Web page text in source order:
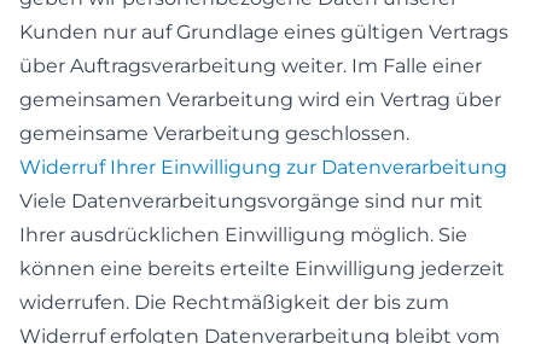
Kunden nur auf Grundlage eines gültigen Vertrags
über Auftragsverarbeitung weiter. Im Falle einer
gemeinsamen Verarbeitung wird ein Vertrag über
gemeinsame Verarbeitung geschlossen.
Widerruf Ihrer Einwilligung zur Datenverarbeitung
Viele Datenverarbeitungsvorgänge sind nur mit
Ihrer ausdrücklichen Einwilligung möglich. Sie
können eine bereits erteilte Einwilligung jederzeit
widerrufen. Die Rechtmäßigkeit der bis zum
Widerruf erfolgten Datenverarbeitung bleibt vom